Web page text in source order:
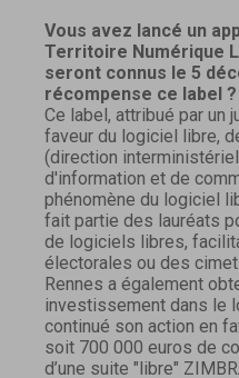
Vous avez lancé un
Territoire Numérique
seront connus le 5
récompense ce label ?
Ce label, attribué par un
faveur du logiciel libre,
(direction
d'information et de
phénomène du logiciel
fait partie des lauréats
de logiciels libres,
électorales ou des
Rennes a également
investissement dans le
continué son action en
soit 700 000 euros de
d’une suite "libre"